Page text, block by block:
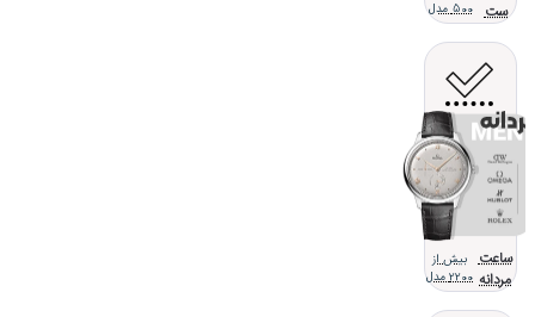
ست
500 مدل
ساعت
مردانه
بیش از
2200 مدل